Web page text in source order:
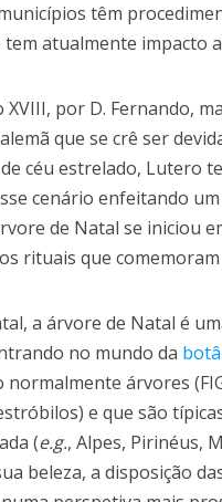
têm
atualmente impacto
por D. Fernando,
que se crê ser
céu estrelado, Lutero
cenário enfeitando
de Natal se iniciou
rituais que
a árvore de Natal é
no mundo da
normalmente árvores
e que são
(e.g., Alpes, Pirinéus,
beleza, a disposição